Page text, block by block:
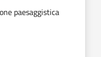
paesaggistica